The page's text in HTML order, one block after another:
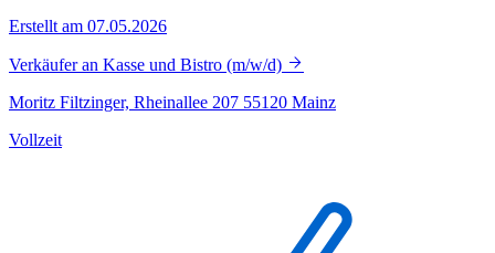
Erstellt am 07.05.2026
Verkäufer an Kasse und Bistro (m/w/d)
Moritz Filtzinger, Rheinallee 207 55120 Mainz
Vollzeit